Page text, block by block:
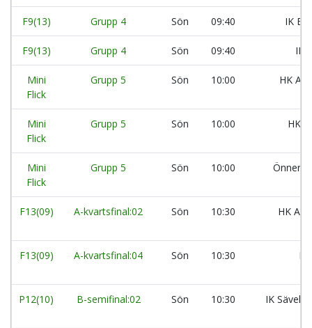
F9(13) Grupp 4 Sön 09:40 IK
F9(13) Grupp 4 Sön 09:40 IK
Mini
Flick
Grupp 5 Sön 10:00 HK
Mini
Flick
Grupp 5 Sön 10:00 HK
Mini
Flick
Grupp 5 Sön 10:00
F13(09) A-kvartsfinal:02 Sön 10:30 HK
F13(09) A-kvartsfinal:04 Sön 10:30 IK
P12(10) B-semifinal:02 Sön 10:30 IK